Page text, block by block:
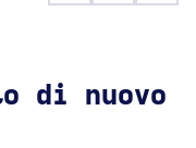
di nuovo